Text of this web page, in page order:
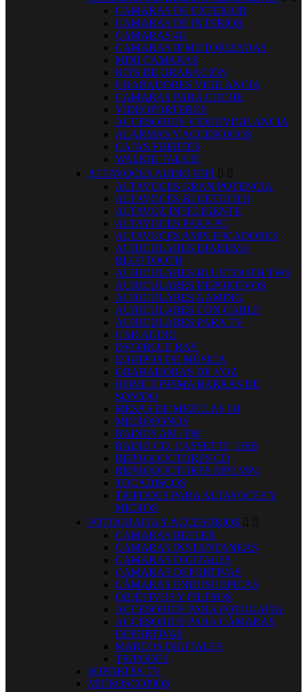
CAMARAS DE EXTERIOR
CAMARAS DE INTERIOR
CAMARAS 4G
CAMARAS IP MOTORIZADAS
MINI CAMARAS
KITS DE GRABACIÓN
GRABADORES VIGILANCIA
CAMARAS PARA COCHE
VIDEOPORTEROS
ACCESORIOS VIDEOVIGILANCIA
ALARMAS Y ACCESORIOS
CAJAS FUERTES
WALKIE TALKIE
ALTAVOCES AUDIO HIFI  
ALTAVOCES GRAN POTENCIA
ALTAVOCES BLUETOOTH
ALTAVOZ INTELIGENTE
ALTAVOCES PARA PC
ALTAVOCES AMPLIFICADORES
AURICULARES DIADEMA
BLUETOOTH
AURICULARES BLUETOOTH TWS
AURICULARES DEPORTIVOS
AURICULARES GAMING
AURICULARES CON CABLE
AURICULARES PARA TV
CAR AUDIO
DVD/BLUE RAY
EQUIPOS DE MÚSICA
GRABADORAS DE VOZ
HOME CINEMA BARRAS DE
SONIDO
MESAS DE MEZCLAS DJ
MICROFONOS
RADIOS AM / FM
RADIO CD, CASSETTE, USB
REPRODUCTORES CD
REPRODUCTORES MP3 MP4
TOCADISCOS
TRIPODES PARA ALTAVOCES Y
MICROS
FOTOGRAFIA Y ACCESORIOS  
CAMARAS REFLEX
CAMARAS INSTANTANEAS
CAMARAS DIGITALES
CAMARAS DEPORTIVAS
CÁMARAS ENDOSCOPICAS
OBJETIVOS Y FILTROS
ACCESORIOS PARA FOTOGAFIA
ACCESORIOS PARA CÁMARAS
DEPORTIVAS
MARCOS DIGITALES
TRIPODES
SOPORTES TV
MICROSCOPIOS